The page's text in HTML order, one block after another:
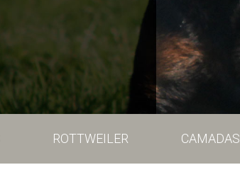
ROTTWEILER CAMADAS